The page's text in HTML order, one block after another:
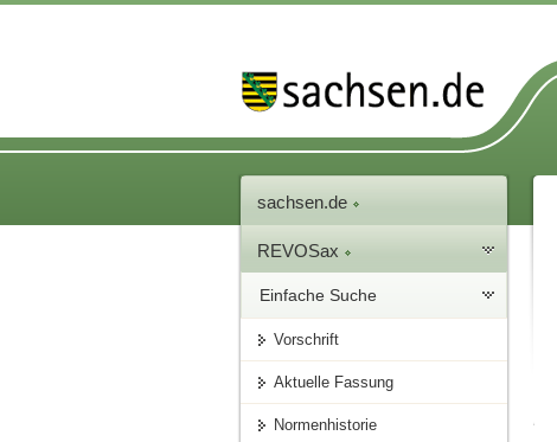
sachsen.de
REVOSax
Einfache Suche
Vorschrift
Aktuelle Fassung
Normenhistorie